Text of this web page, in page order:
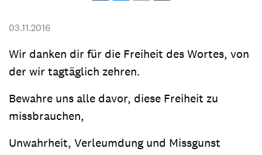
03.11.2016
Wir danken dir für die Freiheit des Wortes, von
der wir tagtäglich zehren.
Bewahre uns alle davor, diese Freiheit zu
missbrauchen,
Unwahrheit, Verleumdung und Missgunst